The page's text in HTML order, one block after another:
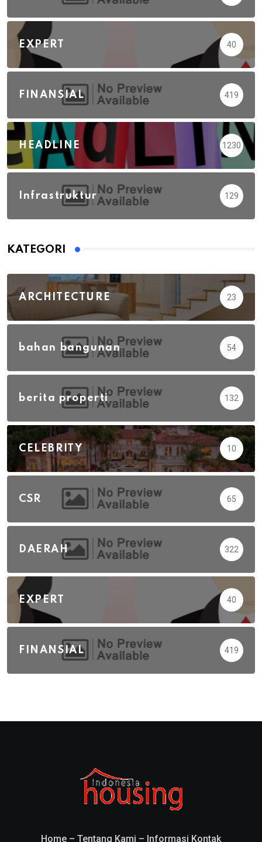
EXPERT 40
FINANSIAL 419
HEADLINE 1230
Infrastruktur 129
KATEGORI
ARCHITECTURE 23
bahan bangunan 54
berita properti 132
CELEBRITY 10
CSR 65
DAERAH 322
EXPERT 40
FINANSIAL 419
Home – Tentang Kami – Informasi Kontak